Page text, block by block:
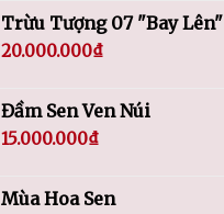
Trừu Tượng 07 "Bay Lên"
20.000.000₫
Đầm Sen Ven Núi
15.000.000₫
Mùa Hoa Sen